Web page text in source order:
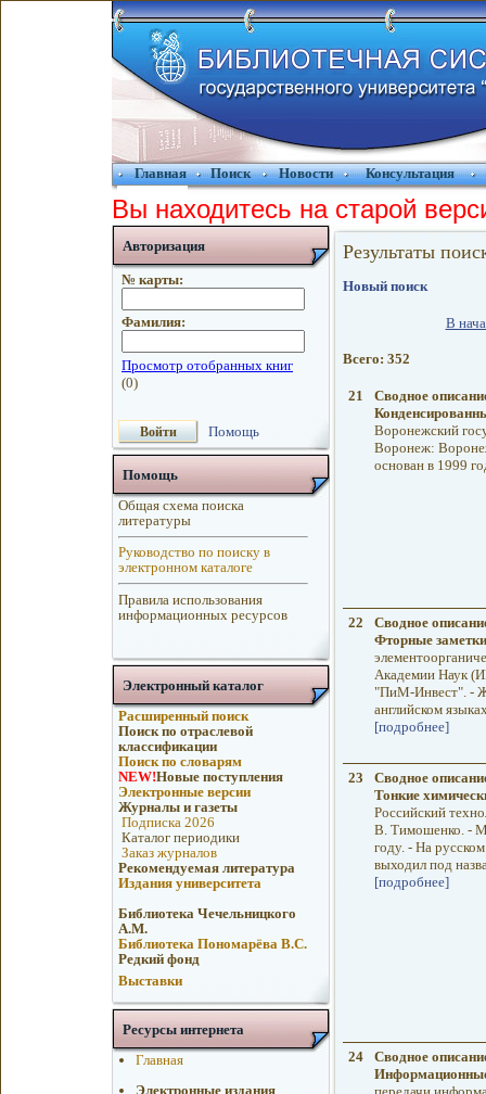
Главная Поиск Новости Консультация
Вы находитесь на старой
Авторизация
№ карты:
Фамилия:
Помощь
Помощь
Общая схема поиска
литературы
Руководство по поиску в
электронном каталоге
Правила использования
информационных ресурсов
Электронный каталог
Расширенный поиск
Поиск по отраслевой
классификации
Поиск по словарям
NEW!Новые поступления
Электронные версии
Журналы и газеты
Подписка 2026
Каталог периодики
Заказ журналов
Рекомендуемая литература
Издания университета
Библиотека Чечельницкого
А.М.
Библиотека Пономарёва В.С.
Редкий фонд
Выставки
Ресурсы интернета
Главная
Электронные издания
Результаты
Новый поиск
В
Всего: 352
21
Сводное
Воронежский
Воронеж:
основан в 1999
22
Сводное
Фторные заметки
Академии Наук
"ПиМ-Инвест". -
английском
[подробнее]
23
Сводное
Тонкие
Российский
В. Тимошенко. -
году. - На
выходил под
[подробнее]
24
Сводное